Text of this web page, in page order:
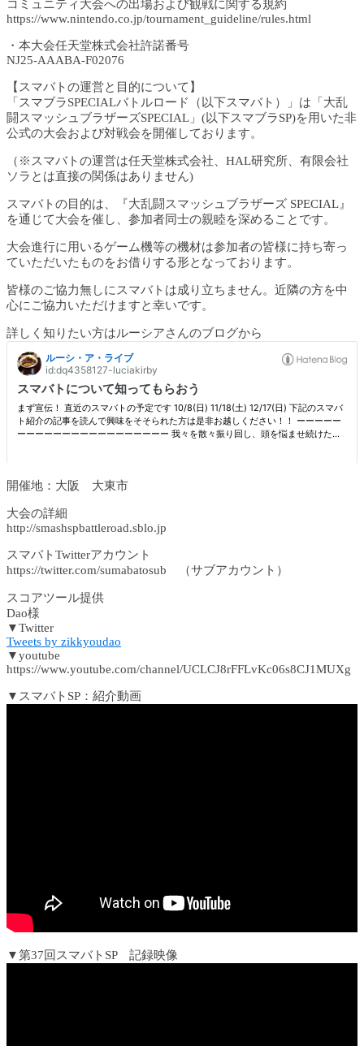
コミュニティ大会への出場および観戦に関する規約
https://www.nintendo.co.jp/tournament_guideline/rules.html
・本大会任天堂株式会社許諾番号
NJ25-AAABA-F02076
【スマバトの運営と目的について】
「スマブラSPECIALバトルロード（以下スマバト）」は「大乱
闘スマッシュブラザーズSPECIAL」(以下スマブラSP)を用いた非
公式の大会および対戦会を開催しております。
（※スマバトの運営は任天堂株式会社、HAL研究所、有限会社
ソラとは直接の関係はありません)
スマバトの目的は、『大乱闘スマッシュブラザーズ SPECIAL』
を通じて大会を催し、参加者同士の親睦を深めることです。
大会進行に用いるゲーム機等の機材は参加者の皆様に持ち寄っ
ていただいたものをお借りする形となっております。
皆様のご協力無しにスマバトは成り立ちません。近隣の方を中
心にご協力いただけますと幸いです。
詳しく知りたい方はルーシアさんのブログから
開催地：大阪 大東市
大会の詳細
http://smashspbattleroad.sblo.jp
スマバトTwitterアカウント
https://twitter.com/sumabatosub （サブアカウント）
スコアツール提供
Dao様
▼Twitter
Tweets by zikkyoudao
▼youtube
https://www.youtube.com/channel/UCLCJ8rFFLvKc06s8CJ1MUXg
▼スマバトSP：紹介動画
▼第37回スマバトSP 記録映像